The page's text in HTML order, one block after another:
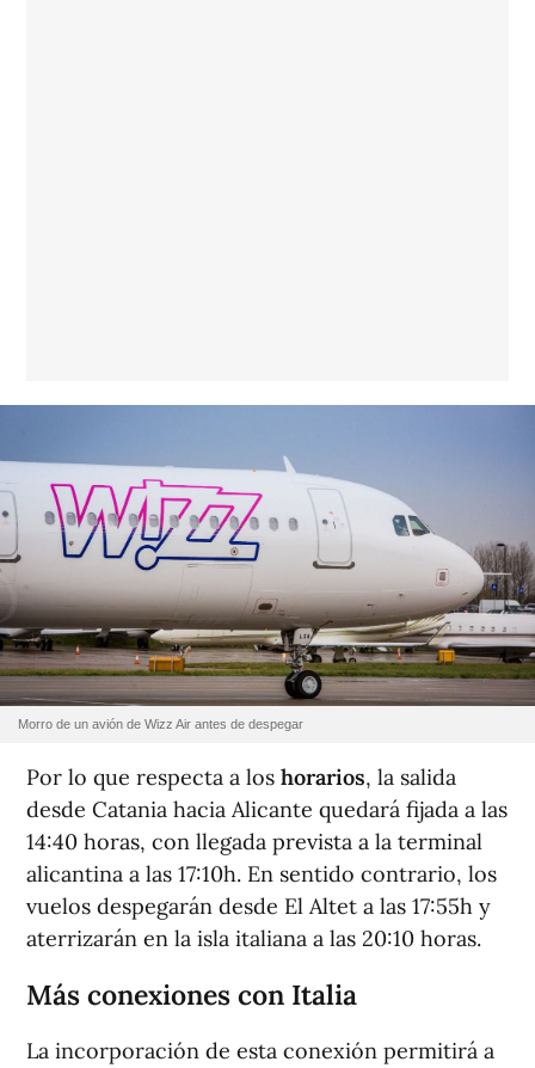
Morro de un avión de Wizz Air antes de despegar
Por lo que respecta a los horarios, la salida
desde Catania hacia Alicante quedará fijada a las
14:40 horas, con llegada prevista a la terminal
alicantina a las 17:10h. En sentido contrario, los
vuelos despegarán desde El Altet a las 17:55h y
aterrizarán en la isla italiana a las 20:10 horas.
Más conexiones con Italia
La incorporación de esta conexión permitirá a